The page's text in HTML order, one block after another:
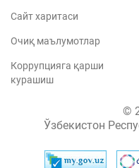
Сайт харитаси
Очиқ маълумотлар
Коррупцияга қарши
курашиш
©
Ўзбекистон